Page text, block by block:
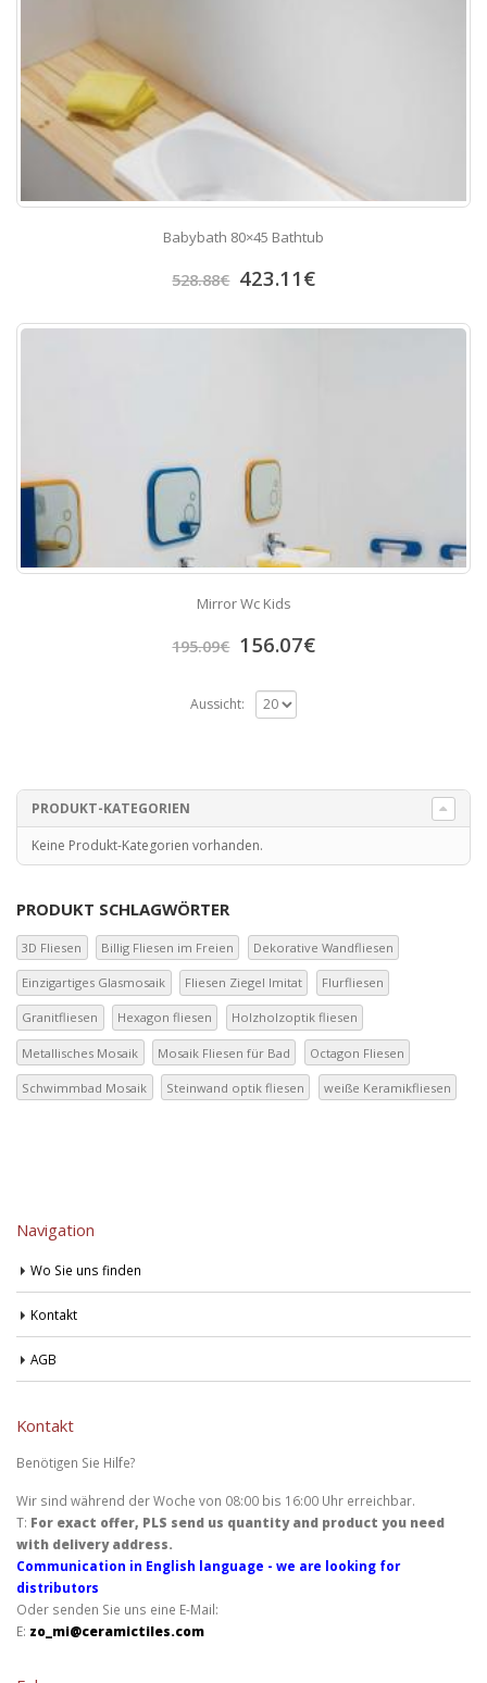
Babybath 80×45 Bathtub
528.88€ 423.11€
Mirror Wc Kids
195.09€ 156.07€
Aussicht:
PRODUKT-KATEGORIEN
Keine Produkt-Kategorien vorhanden.
PRODUKT SCHLAGWÖRTER
3D Fliesen Billig Fliesen im Freien Dekorative Wandfliesen
Einzigartiges Glasmosaik Fliesen Ziegel Imitat Flurfliesen
Granitfliesen Hexagon fliesen Holzholzoptik fliesen
Metallisches Mosaik Mosaik Fliesen für Bad Octagon Fliesen
Schwimmbad Mosaik Steinwand optik fliesen weiße Keramikfliesen
Navigation
Wo Sie uns finden
Kontakt
AGB
Kontakt
Benötigen Sie Hilfe?
Wir sind während der Woche von 08:00 bis 16:00 Uhr erreichbar.
T: For exact offer, PLS send us quantity and product you need
with delivery address.
Communication in English language - we are looking for
distributors
Oder senden Sie uns eine E-Mail:
E: zo_mi@ceramictiles.com